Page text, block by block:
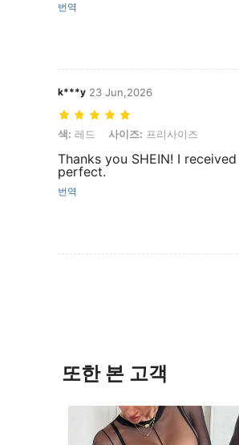
번역
k***y 23 Jun,2026
색: 레드, 사이즈: 프리사이즈
색: 레드 사이즈: 프리사이즈
Thanks you SHEIN! I
perfect.
번역
또한 본 고객